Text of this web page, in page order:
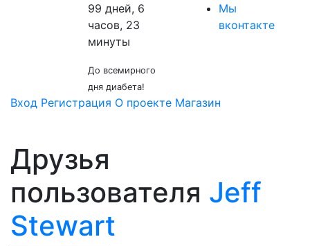
99 дней, 6
часов, 23
минуты
До всемирного
дня диабета!
Мы
вконтакте
Вход Регистрация О проекте Магазин
Друзья
пользователя Jeff
Stewart